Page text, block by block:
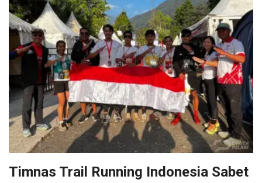
Timnas Trail Running Indonesia Sabet